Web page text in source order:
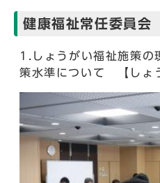
健康福祉常任委員
1.しょうがい福祉施策の
策水準について 【しょ